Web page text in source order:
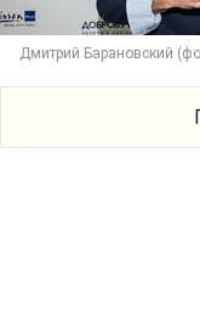
Дмитрий Барановский